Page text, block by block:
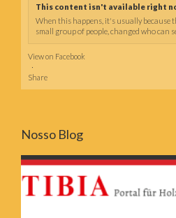
This content isn't available right
When this happens, it's usually because
small group of people, changed who can
View on Facebook
·
Share
Nosso Blog